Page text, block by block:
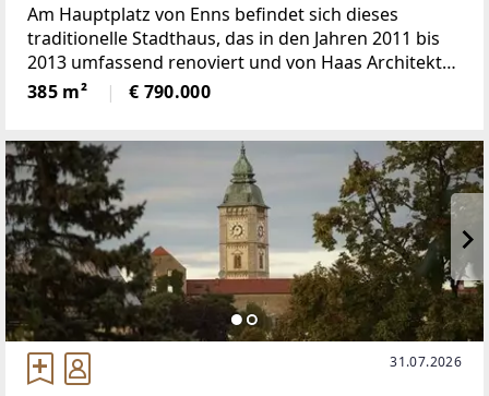
Am Hauptplatz von Enns befindet sich dieses
traditionelle Stadthaus, das in den Jahren 2011 bis
2013 umfassend renoviert und von Haas Architektur
geplant wurde. Die Immobilie vereint historische
Substanz mit moderner Technik und präsentiert
385 m² € 790.000
31.07.2026